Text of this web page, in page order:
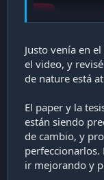
Justo venía en
el video, y
de nature está
El paper y la
están siendo
de cambio, y
perfeccionarlos.
ir mejorando y